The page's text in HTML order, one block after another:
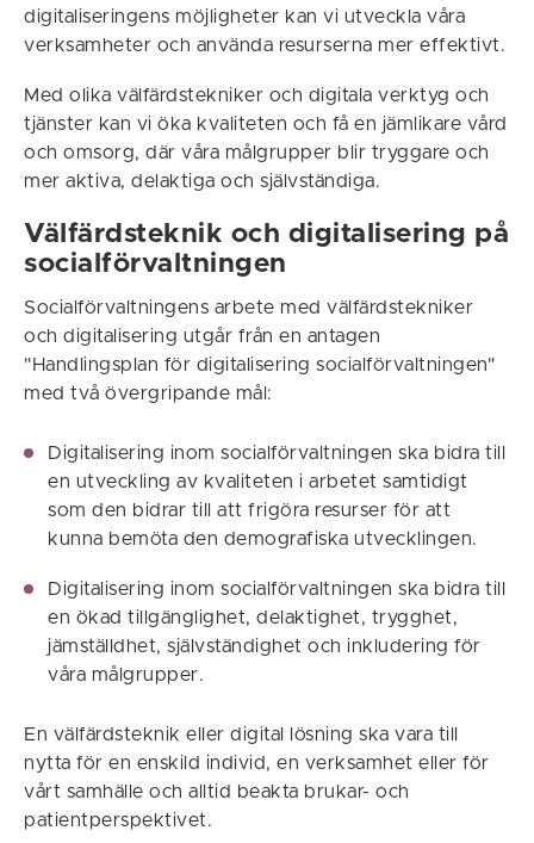
digitaliseringens möjligheter kan vi utveckla våra
verksamheter och använda resurserna mer effektivt.
Med olika välfärdstekniker och digitala verktyg och
tjänster kan vi öka kvaliteten och få en jämlikare vård
och omsorg, där våra målgrupper blir tryggare och
mer aktiva, delaktiga och självständiga.
Välfärdsteknik och digitalisering på
socialförvaltningen
Socialförvaltningens arbete med välfärdstekniker
och digitalisering utgår från en antagen
"Handlingsplan för digitalisering socialförvaltningen"
med två övergripande mål:
Digitalisering inom socialförvaltningen ska bidra till
en utveckling av kvaliteten i arbetet samtidigt
som den bidrar till att frigöra resurser för att
kunna bemöta den demografiska utvecklingen.
Digitalisering inom socialförvaltningen ska bidra till
en ökad tillgänglighet, delaktighet, trygghet,
jämställdhet, självständighet och inkludering för
våra målgrupper.
En välfärdsteknik eller digital lösning ska vara till
nytta för en enskild individ, en verksamhet eller för
vårt samhälle och alltid beakta brukar- och
patientperspektivet.